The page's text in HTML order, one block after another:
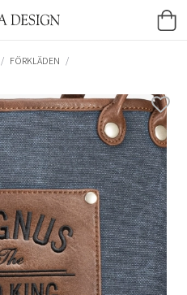
/ FÖRKLÄDEN /